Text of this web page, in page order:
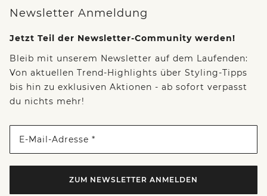
Newsletter Anmeldung
Jetzt Teil der Newsletter-Community werden!
Bleib mit unserem Newsletter auf dem Laufenden:
Von aktuellen Trend-Highlights über Styling-Tipps
bis hin zu exklusiven Aktionen - ab sofort verpasst
du nichts mehr!
E-Mail-Adresse *
ZUM NEWSLETTER ANMELDEN